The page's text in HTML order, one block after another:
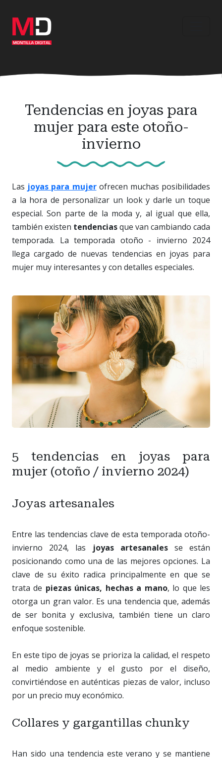
contenido
principal
Tendencias en joyas para
mujer para este otoño-
invierno
Las joyas para mujerofrecen muchas posibilidades
a la hora de personalizar un look y darle un toque
especial. Son parte de la moda y, al igual que ella,
también existen tendenciasque van cambiando cada
temporada. La temporada otoño - invierno 2024
llega cargado de nuevas tendencias en joyas para
mujer muy interesantes y con detalles especiales.
5 tendencias en joyas para
mujer (otoño / invierno 2024)
Joyas artesanales
Entre las tendencias clave de esta temporada otoño-
invierno 2024, las
joyas artesanalesse están
posicionando como una de las mejores opciones. La
clave de su éxito radica principalmente en que se
trata de piezas únicas, hechas a mano, lo que les
otorga un gran valor. Es una tendencia que, además
de ser bonita y exclusiva, también tiene un claro
enfoque sostenible.
En este tipo de joyas se prioriza la calidad, el respeto
al medio ambiente y el gusto por el diseño,
convirtiéndose en auténticas piezas de valor, incluso
por un precio muy económico.
Collares y gargantillas chunky
Han sido una tendencia este verano y se mantiene